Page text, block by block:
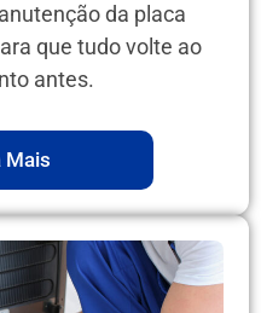
da placa
que tudo volte ao
antes.
Mais